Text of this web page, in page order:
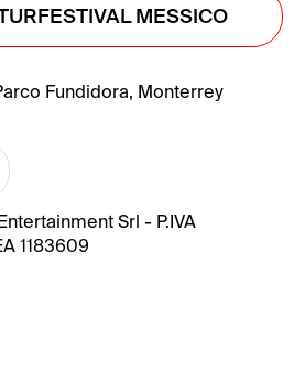
MESSICO
Fundidora, Monterrey
Srl - P.IVA
1183609